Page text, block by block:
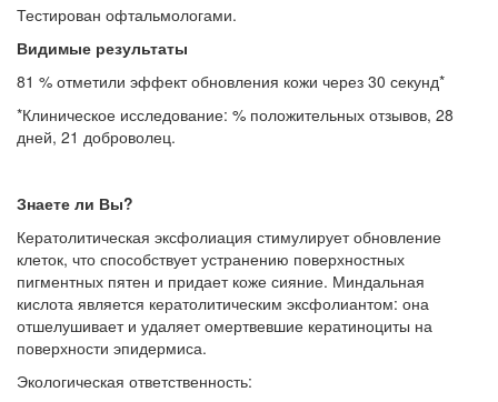
Тестирован офтальмологами.
Видимые результаты
81 % отметили эффект обновления кожи через 30 секунд*
*Клиническое исследование: % положительных отзывов, 28
дней, 21 доброволец.
Знаете ли Вы?
Кератолитическая эксфолиация стимулирует обновление
клеток, что способствует устранению поверхностных
пигментных пятен и придает коже сияние. Миндальная
кислота является кератолитическим эксфолиантом: она
отшелушивает и удаляет омертвевшие кератиноциты на
поверхности эпидермиса.
Экологическая ответственность: